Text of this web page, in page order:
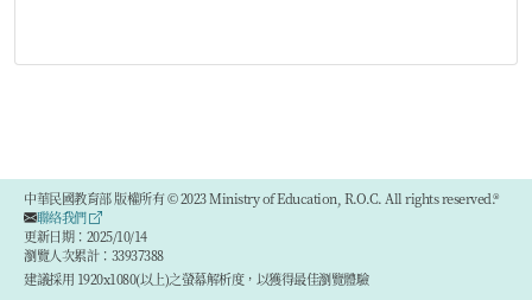
中華民國教育部 版權所有 © 2023 Ministry of Education, R.O.C. All rights reserved.®
聯絡我們
更新日期：2025/10/14
瀏覽人次累計：33937388
建議採用 1920x1080(以上)之螢幕解析度，以獲得最佳瀏覽體驗